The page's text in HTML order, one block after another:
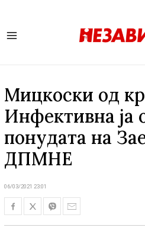
Мицкоски од
Инфективна ја
понудата на
ДПМНЕ
06/03/2021 23:01